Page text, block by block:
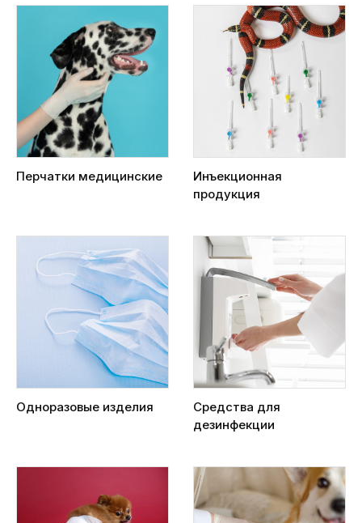
Перчатки медицинские
Инъекционная
продукция
Одноразовые изделия
Средства для
дезинфекции